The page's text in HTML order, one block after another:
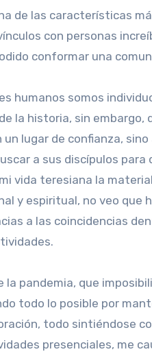
de las características
con personas
conformar una
humanos somos
la historia, sin
un lugar de confianza,
a sus discípulos
vida teresiana la
y espiritual, no veo que
a las coincidencias
la pandemia, que
todo lo posible por
todo sintiéndose
presenciales, me